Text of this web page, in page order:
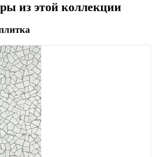
из этой коллекции